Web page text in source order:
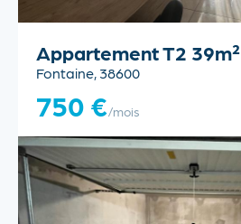
Appartement T2 39m²
Fontaine, 38600
750 €/mois